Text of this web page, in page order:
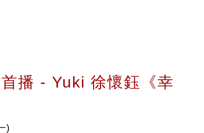
播 - Yuki 徐懷鈺《幸
)